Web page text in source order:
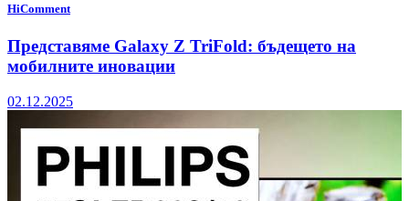
HiComment
Представяме Galaxy Z TriFold: бъдещето на
мобилните иновации
02.12.2025